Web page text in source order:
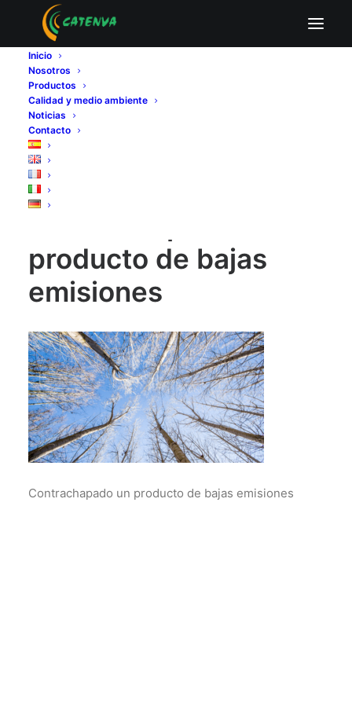
Inicio
Nosotros
Productos
Calidad y medio ambiente
Noticias
Contacto
Contrachapado un producto de bajas
Home
Contrachapado un producto de bajas emisiones
Contrachapado un producto de bajas emisiones
producto de bajas
emisiones
Contrachapado un producto de bajas emisiones